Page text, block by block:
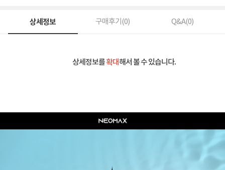
상세정보 구매후기(0) Q&A(0)
상세정보를확대해서 볼 수 있습니다.